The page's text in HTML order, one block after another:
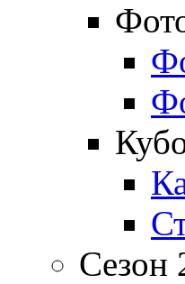
Сезон